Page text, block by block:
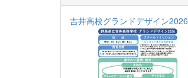
吉井高校グランドデザイン2026